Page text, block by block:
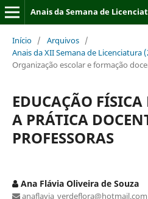
Anais da Semana de
Início / Arquivos /
Anais da XII Semana de Licenciatura
Organização escolar e formação
EDUCAÇÃO
A PRÁTICA
PROFESSORAS
Ana Flávia Oliveira de Souza
anaflavia_verdeflora@hotmail.com